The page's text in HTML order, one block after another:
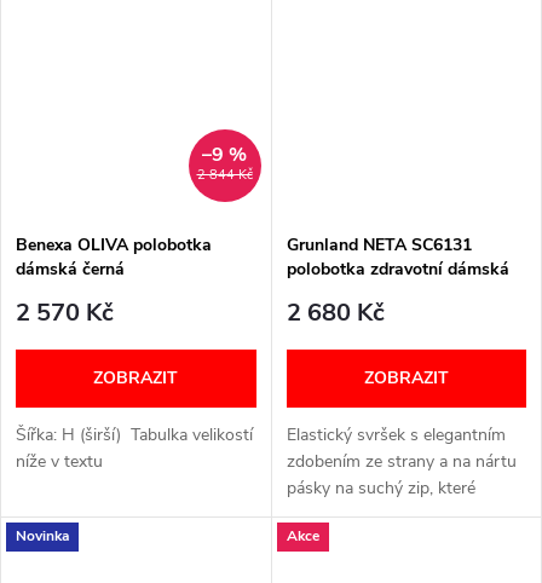
2 844 Kč
–9 %
Benexa OLIVA polobotka
dámská černá
2 570 Kč
ZOBRAZIT
Šířka: H (širší) Tabulka velikostí
níže v textu
Grunland NETA SC6131
polobotka zdravotní dámská
2 680 Kč
ZOBRAZIT
Elastický svršek s elegantním
zdobením ze strany a na nártu
pásky na suchý zip, které
umožňují lepší přizpůsobení se
chodidlu. Horní pásek a lem
Novinka Akce